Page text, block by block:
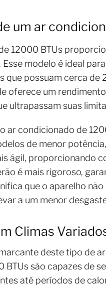
um ar
12000 BTUs
modelo é ideal
que possuam cerca de
oferece um
ultrapassam suas
ar condicionado de
de menor
ágil, proporcionando
é mais rigoroso,
que o aparelho
a um menor
Climas
deste tipo de
BTUs são capazes de
até períodos de